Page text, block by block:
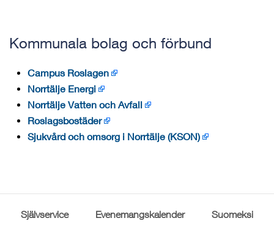
Kommunala bolag och förbund
Campus Roslagen
Norrtälje Energi
Norrtälje Vatten och Avfall
Roslagsbostäder
Sjukvård och omsorg i Norrtälje (KSON)
Självservice Evenemangskalender Suomeksi